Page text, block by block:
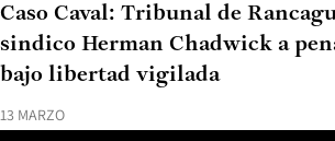
13 MARZO
Caso Caval: Tribunal de
sindico Herman Chadwick a
bajo libertad vigilada